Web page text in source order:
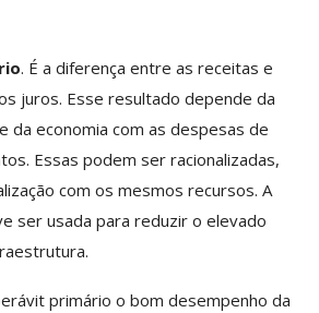
. É a diferença entre as receitas e
juros. Esse resultado depende da
da economia com as despesas de
Essas podem ser racionalizadas,
com os mesmos recursos. A
ser usada para reduzir o elevado
primário o bom desempenho da